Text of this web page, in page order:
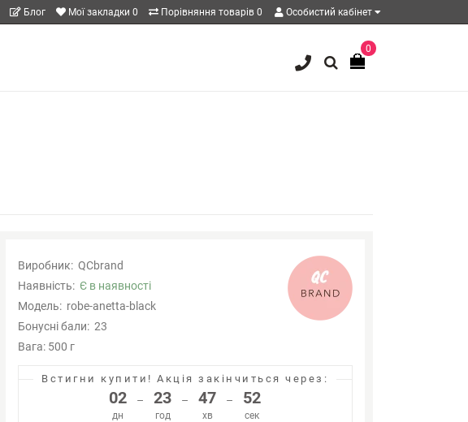
Блог Мої закладки 0 Порівняння товарів 0 Особистий кабінет
0
Виробник: QCbrand
Наявність: Є в наявності
Модель: robe-anetta-black
Бонусні бали:23
Вага: 500 г
Встигни купити!Акція закінчиться через:
02
дн
– 23
год
– 47
хв
– 52
сек